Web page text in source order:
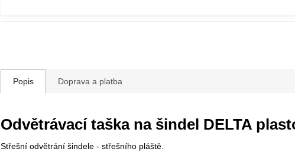
Popis Doprava a platba
Odvětrávací taška na šindel DELTA
Střešní odvětrání šindele - střešního pláště.